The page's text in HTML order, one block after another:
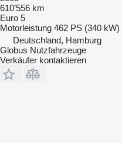
610’556 km
Euro 5
Motorleistung 462 PS (340 kW)
Deutschland, Hamburg
Globus Nutzfahrzeuge
Verkäufer kontaktieren